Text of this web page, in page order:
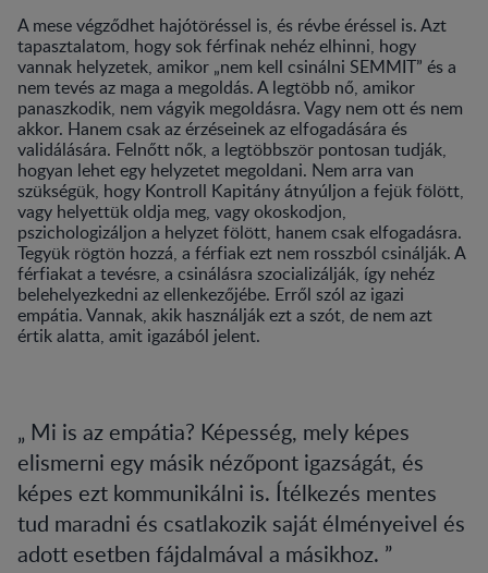
A mese végződhet hajótöréssel is, és révbe éréssel is. Azt
tapasztalatom, hogy sok férfinak nehéz elhinni, hogy
vannak helyzetek, amikor „nem kell csinálni SEMMIT” és a
nem tevés az maga a megoldás. A legtöbb nő, amikor
panaszkodik, nem vágyik megoldásra. Vagy nem ott és nem
akkor. Hanem csak az érzéseinek az elfogadására és
validálására. Felnőtt nők, a legtöbbször pontosan tudják,
hogyan lehet egy helyzetet megoldani. Nem arra van
szükségük, hogy Kontroll Kapitány átnyúljon a fejük fölött,
vagy helyettük oldja meg, vagy okoskodjon,
pszichologizáljon a helyzet fölött, hanem csak elfogadásra.
Tegyük rögtön hozzá, a férfiak ezt nem rosszból csinálják. A
férfiakat a tevésre, a csinálásra szocializálják, így nehéz
belehelyezkedni az ellenkezőjébe. Erről szól az igazi
empátia. Vannak, akik használják ezt a szót, de nem azt
értik alatta, amit igazából jelent.
Mi is az empátia? Képesség, mely képes
elismerni egy másik nézőpont igazságát, és
képes ezt kommunikálni is. Ítélkezés mentes
tud maradni és csatlakozik saját élményeivel és
adott esetben fájdalmával a másikhoz.